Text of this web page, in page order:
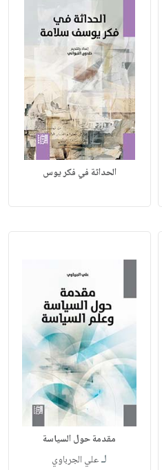
الحداثة في فكر يوس
مقدمة حول السياسة
لـعلي الجرباوي